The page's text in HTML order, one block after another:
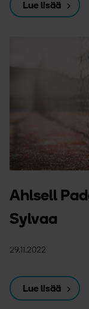
Lue lisää
Ahlsell
Sylvaa
29.11.2022
Lue lisää